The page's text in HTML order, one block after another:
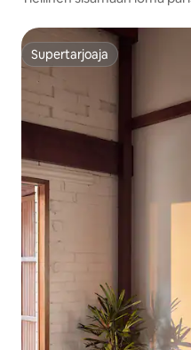
Supertarjoaja
Supertarjoaja